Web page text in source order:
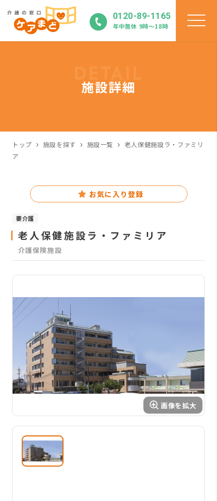
0120-89-1165
年中無休 9時〜18時
施設詳細
トップ 施設を探す 施設一覧
老人保健施設ラ・ファミリ
ア
お気に入り登録
要介護
老人保健施設ラ・ファミリア
介護保険施設